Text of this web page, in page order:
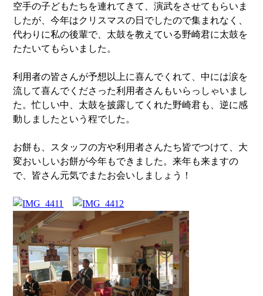
空手の子どもたちを連れてきて、演武をさせてもらいま
したが、今年はクリスマスの日でしたので集まれなく、
代わりに私の後輩で、太鼓を教えている野崎君に太鼓を
たたいてもらいました。
利用者の皆さんが予想以上に喜んでくれて、中には涙を
流して喜んでくださった利用者さんもいらっしゃいまし
た。忙しい中、太鼓を披露してくれた野崎君も、逆に感
動しましたという程でした。
お餅も、スタッフの方や利用者さんたち皆でつけて、大
変おいしいお餅が今年もできました。来年も来ますの
で、皆さん元気でまたお会いしましょう！